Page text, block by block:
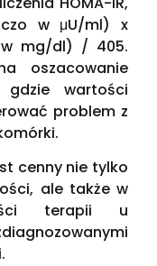
w μU/ml) x
w mg/dl) / 405.
oszacowanie
gdzie wartości
problem z
cenny nie tylko
ale także w
terapii u